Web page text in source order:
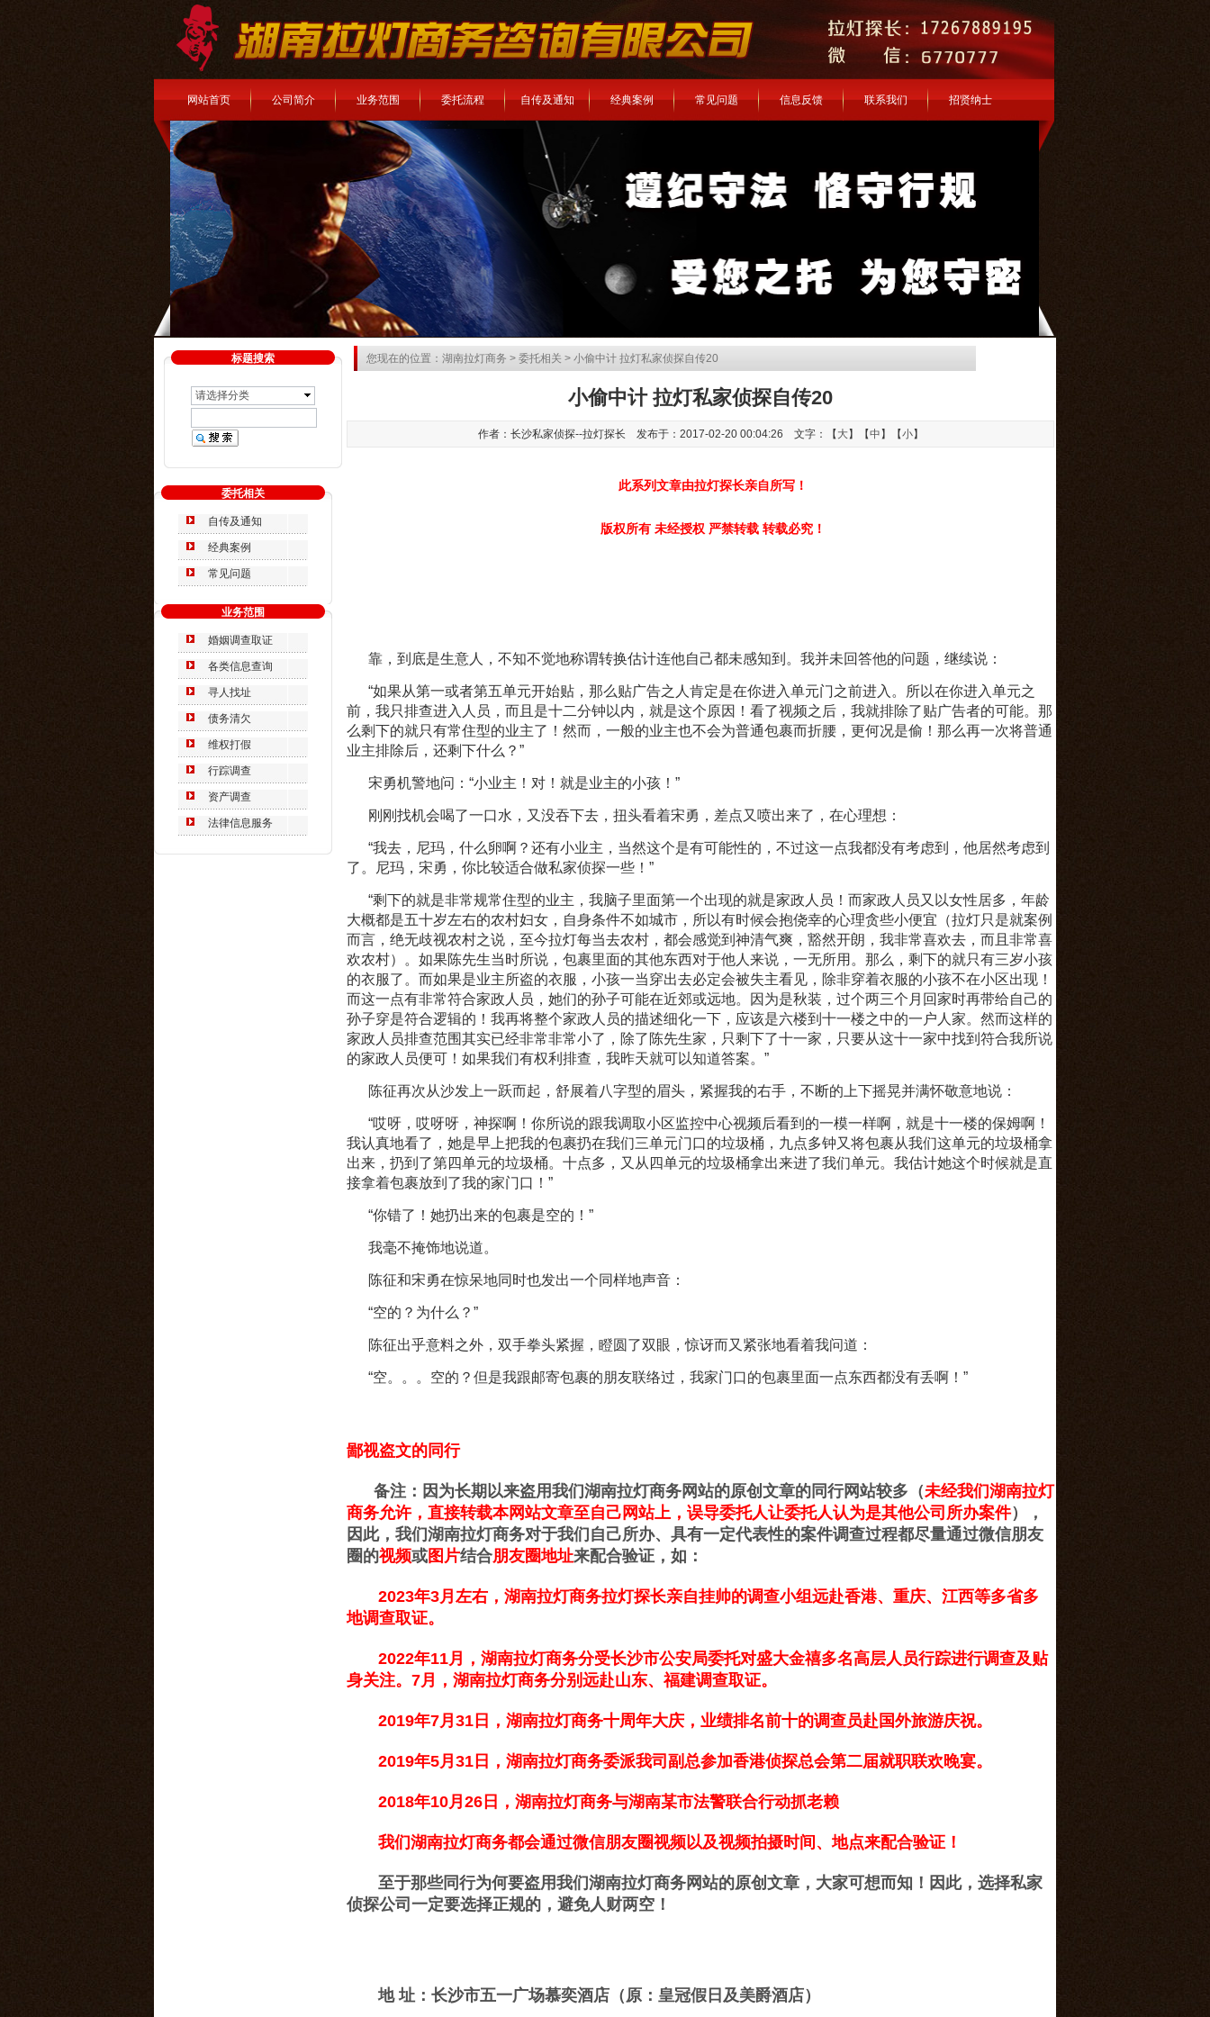
网站首页 公司简介 业务范围 委托流程 自传及通知 经典案例 常见问题 信息反馈 联系我们 招贤纳士
标题搜索
请选择分类
委托相关
自传及通知
经典案例
常见问题
您现在的位置： 湖南拉灯商务 > 委托相关 > 小偷中计 拉灯私家侦探自传20
业务范围
婚姻调查取证
各类信息查询
寻人找址
债务清欠
维权打假
行踪调查
资产调查
法律信息服务
小偷中计 拉灯私家侦探自传20
作者：长沙私家侦探--拉灯探长 发布于：2017-02-20 00:04:26 文字：【 大】【中 】【小】
此系列文章由拉灯探长亲自所写！
版权所有 未经授权 严禁转载 转载必究！
靠，到底是生意人，不知不觉地称谓转换估计连他自己都未感知到。我并未回答他的问题，继续说：
“如果从第一或者第五单元开始贴，那么贴广告之人肯定是在你进入单元门之前进入。所以在你进入单元之
前，我只排查进入人员，而且是十二分钟以内，就是这个原因！看了视频之后，我就排除了贴广告者的可能。那
么剩下的就只有常住型的业主了！然而，一般的业主也不会为普通包裹而折腰，更何况是偷！那么再一次将普通
业主排除后，还剩下什么？”
宋勇机警地问：“小业主！对！就是业主的小孩！”
刚刚找机会喝了一口水，又没吞下去，扭头看着宋勇，差点又喷出来了，在心理想：
“我去，尼玛，什么卵啊？还有小业主，当然这个是有可能性的，不过这一点我都没有考虑到，他居然考虑到
了。尼玛，宋勇，你比较适合做私家侦探一些！”
“剩下的就是非常规常住型的业主，我脑子里面第一个出现的就是家政人员！而家政人员又以女性居多，年龄
大概都是五十岁左右的农村妇女，自身条件不如城市，所以有时候会抱侥幸的心理贪些小便宜（拉灯只是就案例
而言，绝无歧视农村之说，至今拉灯每当去农村，都会感觉到神清气爽，豁然开朗，我非常喜欢去，而且非常喜
欢农村）。如果陈先生当时所说，包裹里面的其他东西对于他人来说，一无所用。那么，剩下的就只有三岁小孩
的衣服了。而如果是业主所盗的衣服，小孩一当穿出去必定会被失主看见，除非穿着衣服的小孩不在小区出现！
而这一点有非常符合家政人员，她们的孙子可能在近郊或远地。因为是秋装，过个两三个月回家时再带给自己的
孙子穿是符合逻辑的！我再将整个家政人员的描述细化一下，应该是六楼到十一楼之中的一户人家。然而这样的
家政人员排查范围其实已经非常非常小了，除了陈先生家，只剩下了十一家，只要从这十一家中找到符合我所说
的家政人员便可！如果我们有权利排查，我昨天就可以知道答案。”
陈征再次从沙发上一跃而起，舒展着八字型的眉头，紧握我的右手，不断的上下摇晃并满怀敬意地说：
“哎呀，哎呀呀，神探啊！你所说的跟我调取小区监控中心视频后看到的一模一样啊，就是十一楼的保姆啊！
我认真地看了，她是早上把我的包裹扔在我们三单元门口的垃圾桶，九点多钟又将包裹从我们这单元的垃圾桶拿
出来，扔到了第四单元的垃圾桶。十点多，又从四单元的垃圾桶拿出来进了我们单元。我估计她这个时候就是直
接拿着包裹放到了我的家门口！”
“你错了！她扔出来的包裹是空的！”
我毫不掩饰地说道。
陈征和宋勇在惊呆地同时也发出一个同样地声音：
“空的？为什么？”
陈征出乎意料之外，双手拳头紧握，瞪圆了双眼，惊讶而又紧张地看着我问道：
“空。。。空的？但是我跟邮寄包裹的朋友联络过，我家门口的包裹里面一点东西都没有丢啊！”
鄙视盗文的同行
备注：因为长期以来盗用我们湖南拉灯商务网站的原创文章的同行网站较多（未经我们湖南拉灯
商务允许，直接转载本网站文章至自己网站上，误导委托人让委托人认为是其他公司所办案件），
因此，我们湖南拉灯商务对于我们自己所办、具有一定代表性的案件调查过程都尽量通过微信朋友
圈的视频或图片结合朋友圈地址来配合验证，如：
2023年3月左右，湖南拉灯商务拉灯探长亲自挂帅的调查小组远赴香港、重庆、江西等多省多
地调查取证。
2022年11月， 湖南拉灯商务分受长沙市公安局委托对盛大金禧多名高层人员行踪进行调查及贴
身关注。 7月， 湖南拉灯商务分别远赴山东、福建调查取证。
2019年7月31日，湖南拉灯商务十周年大庆，业绩排名前十的调查员赴国外旅游庆祝。
2019年5月31日，湖南拉灯商务委派我司副总参加香港侦探总会第二届就职联欢晚宴。
2018年10月26日，湖南拉灯商务与湖南某市法警联合行动抓老赖
我们湖南拉灯商务都会通过微信朋友圈视频以及视频拍摄时间、地点来配合验证！
至于那些同行为何要盗用我们湖南拉灯商务网站的原创文章，大家可想而知！因此，选择私家
侦探公司一定要选择正规的，避免人财两空！
地 址：长沙市五一广场慕奕酒店（原：皇冠假日及美爵酒店）